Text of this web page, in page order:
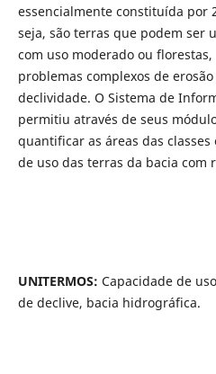
essencialmente constituída por
seja, são terras que podem ser
com uso moderado ou
problemas complexos de
declividade. O Sistema de
permitiu através de seus
quantificar as áreas das
de uso das terras da bacia com
UNITERMOS: Capacidade de
de declive, bacia hidrográfica.